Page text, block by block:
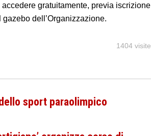
gratuitamente, previa iscrizione
dell’Organizzazione.
1404 visite
sport paraolimpico